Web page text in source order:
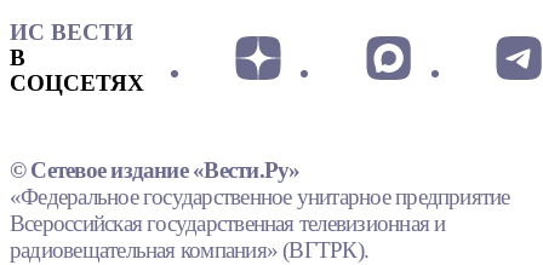
ИС ВЕСТИ
В
СОЦСЕТЯХ
© Сетевое издание «Вести.Ру»
«Федеральное государственное унитарное предприятие
Всероссийская государственная телевизионная и
радиовещательная компания» (ВГТРК).